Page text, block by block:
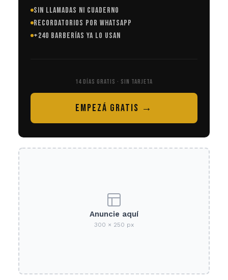
SIN LLAMADAS NI CUADERNO
RECORDATORIOS POR WHATSAPP
+240 BARBERÍAS YA LO USAN
14 DÍAS GRATIS · SIN TARJETA
EMPEZÁ GRATIS →
Anuncie aquí
300 × 250 px